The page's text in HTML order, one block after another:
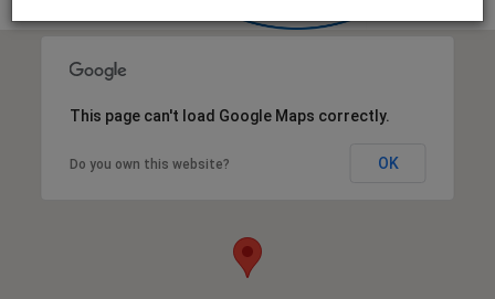
This page can't load Google Maps correctly.
Do you own this website? OK